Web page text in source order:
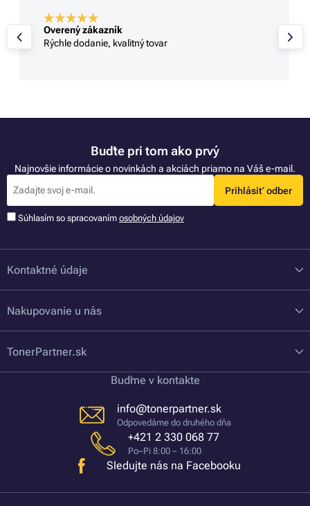
Overený zákazník
Rýchle dodanie, kvalitný tovar
Buďte pri tom ako prvý
Najnovšie informácie o novinkách a akciách priamo na Váš e-mail.
Prihlásiť odber
Súhlasím so spracovaním osobných údajov
Kontaktné údaje
Nakupovanie u nás
TonerPartner.sk
Buďme v kontakte
info@tonerpartner.sk
Odpovedáme do druhého dňa
+421 2 330 068 77
Po–Pi 8:00 – 16:00
Sledujte nás na Facebooku